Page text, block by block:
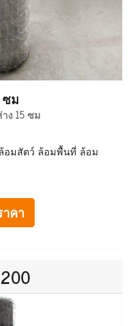
ม
ง 15 ซม
อมสัตว์ ล้อมพื้นที่ ล้อม
คา